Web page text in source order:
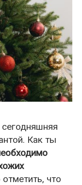
Как ты
что